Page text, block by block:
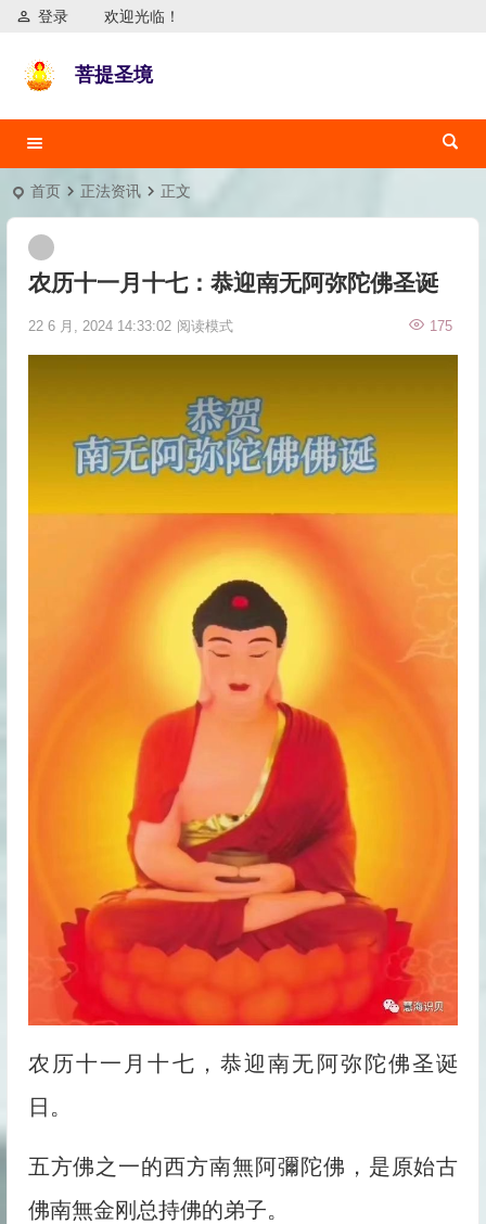
欢迎光临！
登录
菩提圣境
首页 正法资讯 正文
农历十一月十七：恭迎南无阿弥陀佛圣诞
22 6 月, 2024 14:33:02 175
阅读模式
农历十一月十七，恭迎南无阿弥陀佛圣诞
日。
五方佛之一的西方南無阿彌陀佛，是原始古
佛南無金刚总持佛的弟子。